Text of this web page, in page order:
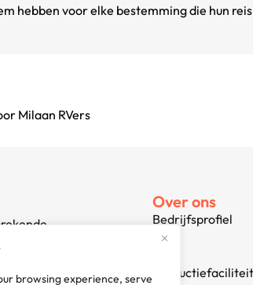
browsing experience, serve
hebben voor elke bestemming die hun
Milaan RVers
en verbetert wereldwijd
en betrouwbaarheid.
en duurzaamheid, wij
Over ons
Bedrijfsprofiel
Jobs